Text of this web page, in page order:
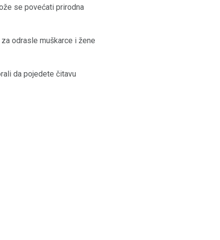
se povećati prirodna
odrasle muškarce i žene
da pojedete čitavu